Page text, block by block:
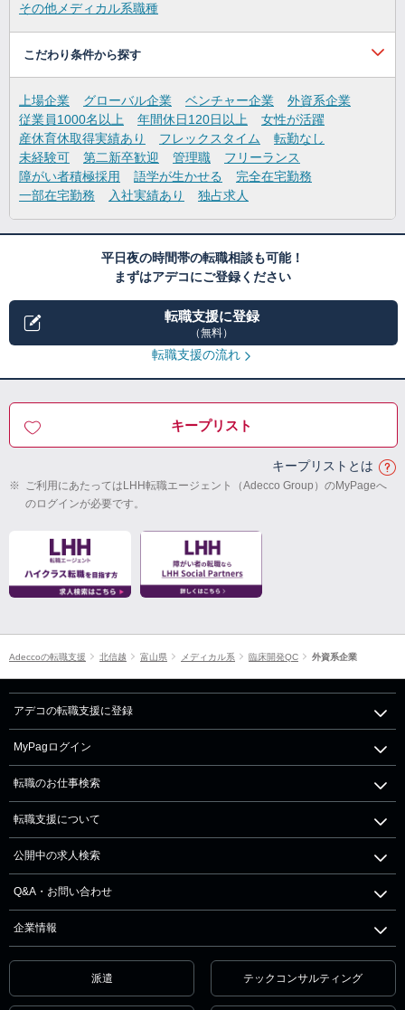
その他メディカル系職種
こだわり条件から探す
上場企業 グローバル企業 ベンチャー企業
外資系企業
従業員1000名以上
年間休日120日以上
女性が活躍
産休育休取得実績あり
フレックスタイム
転勤なし
未経験可
第二新卒歓迎 管理職
フリーランス
障がい者積極採用
語学が生かせる
完全在宅勤務
一部在宅勤務
入社実績あり 独占求人
平日夜の時間帯の転職相談も可能！
まずはアデコにご登録ください
転職支援に登録
（無料）
転職支援の流れ
キープリスト
キープリストとは
※ ご利用にあたってはLHH転職エージェント（Adecco Group）のMyPageへ
のログインが必要です。
Adeccoの転職支援 北信越 富山県 メディカル系 臨床開発QC 外資系企業
アデコの転職支援に登録
MyPagログイン
転職のお仕事検索
転職支援について
公開中の求人検索
Q&A・お問い合わせ
企業情報
派遣 テックコンサルティング